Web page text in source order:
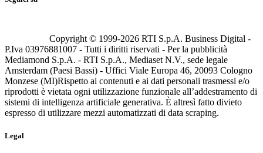
Copyright © 1999-2026 RTI S.p.A. Business Digital -
P.Iva 03976881007 - Tutti i diritti riservati - Per la pubblicità
Mediamond S.p.A. - RTI S.p.A., Mediaset N.V., sede legale
Amsterdam (Paesi Bassi) - Uffici Viale Europa 46, 20093 Cologno
Monzese (MI)Rispetto ai contenuti e ai dati personali trasmessi e/o
riprodotti è vietata ogni utilizzazione funzionale all’addestramento di
sistemi di intelligenza artificiale generativa. È altresì fatto divieto
espresso di utilizzare mezzi automatizzati di data scraping.
Legal